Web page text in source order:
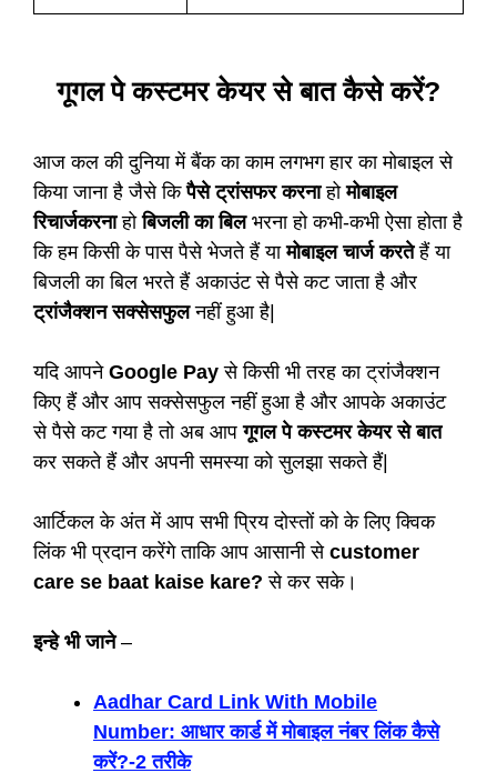
गूगल पे कस्टमर केयर से बात कैसे करें?
आज कल की दुनिया में बैंक का काम लगभग हार का मोबाइल से
किया जाना है जैसे किपैसे ट्रांसफर करनाहोमोबाइल
रिचार्जकरनाहोबिजली का बिल भरना हो कभी-कभी ऐसा होता है
कि हम किसी के पास पैसे भेजते हैं यामोबाइल चार्ज करतेहैं या
बिजली का बिल भरते हैं अकाउंट से पैसे कट जाता है और
ट्रांजैक्शन सक्सेसफुलनहीं हुआ है|
यदि आपने Google Payसे किसी भी तरह का ट्रांजैक्शन
किए हैं और आप सक्सेसफुल नहीं हुआ है और आपके अकाउंट
से पैसे कट गया है तो अब आपगूगल पे कस्टमर केयर से बात
कर सकते हैं और अपनी समस्या को सुलझा सकते हैं|
आर्टिकल के अंत में आप सभी प्रिय दोस्तों को के लिए क्विक
लिंक भी प्रदान करेंगे ताकि आप आसानी से customer
care se baat kaise kare?से कर सके।
इन्हे भी जाने–
Aadhar Card Link With Mobile
Number: आधार कार्ड में मोबाइल नंबर लिंक कैसे
करें?-2 तरीके